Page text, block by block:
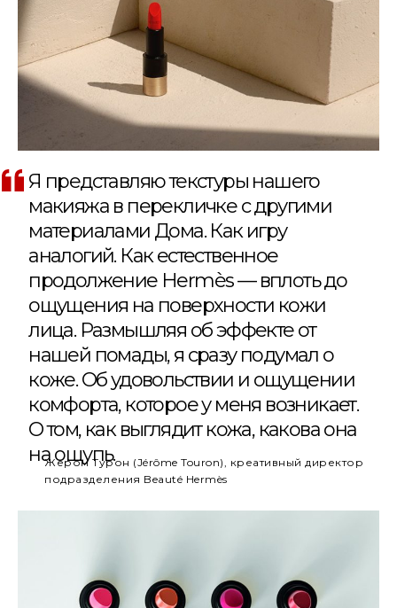
Я представляю текстуры нашего
макияжа в перекличке с другими
материалами Дома. Как игру
аналогий. Как естественное
продолжение Hermès — вплоть до
ощущения на поверхности кожи
лица. Размышляя об эффекте от
нашей помады, я сразу подумал о
коже. Об удовольствии и ощущении
комфорта, которое у меня возникает.
О том, как выглядит кожа, какова она
на ощупь.
Жером Турон (Jérôme Touron), креативный директор
подразделения Beauté Hermès